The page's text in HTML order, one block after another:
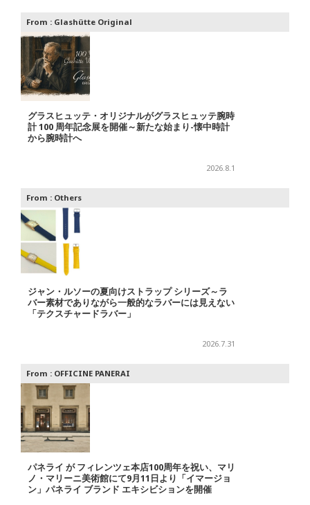
From : Glashütte Original
グラスヒュッテ・オリジナルがグラスヒュッテ腕時
計 100 周年記念展を開催～新たな始まり-懐中時計
から腕時計へ
2026.8.1
From : Others
ジャン・ルソーの夏向けストラップ シリーズ～ラ
バー素材でありながら一般的なラバーには見えない
「テクスチャードラバー」
2026.7.31
From : OFFICINE PANERAI
パネライ が フィレンツェ本店100周年を祝い、マリ
ノ・マリーニ美術館にて9月11日より「イマージョ
ン」パネライ ブランド エキシビションを開催